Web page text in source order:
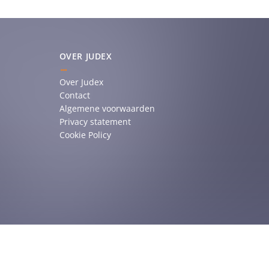
OVER JUDEX
Over Judex
Contact
Algemene voorwaarden
Privacy statement
Cookie Policy